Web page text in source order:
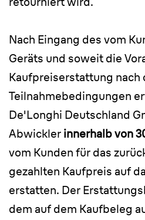
Nach Eingang des vom
Geräts und soweit die
Kaufpreiserstattung nach
Teilnahmebedingungen
De'Longhi Deutschland
Abwickler innerhalb von
vom Kunden für das
gezahlten Kaufpreis auf
erstatten. Der
dem auf dem Kaufbeleg